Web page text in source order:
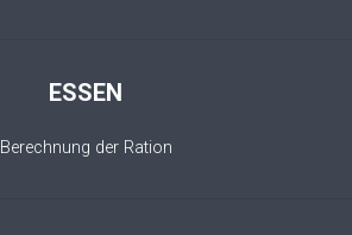
ESSEN
Berechnung der Ration